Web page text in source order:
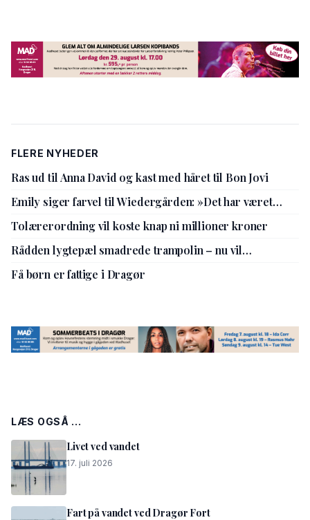
FLERE NYHEDER
Ras ud til Anna David og kast med håret til Bon Jovi
Emily siger farvel til Wiedergården: »Det har været
Tolærerordning vil koste knap ni millioner kroner
Rådden lygtepæl smadrede trampolin – nu vil
Få børn er fattige i Dragør
LÆS OGSÅ ...
Livet ved vandet
17. juli 2026
Fart på vandet ved Dragør Fort